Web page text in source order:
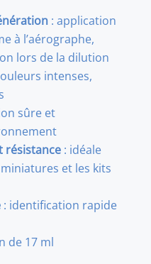
: application
à l’aérographe,
lors de la dilution
intenses,
sûre et
résistance: idéale
et les kits
: identification rapide
de 17 ml